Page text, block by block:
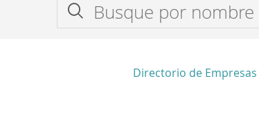
Directorio de Empresas